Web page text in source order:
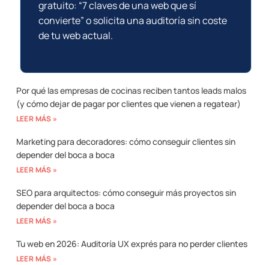
gratuito: “7 claves de una web que sí
convierte” o solicita una auditoría sin coste
de tu web actual.
Por qué las empresas de cocinas reciben tantos leads malos
(y cómo dejar de pagar por clientes que vienen a regatear)
LEER MÁS »
Marketing para decoradores: cómo conseguir clientes sin
depender del boca a boca
LEER MÁS »
SEO para arquitectos: cómo conseguir más proyectos sin
depender del boca a boca
LEER MÁS »
Tu web en 2026: Auditoría UX exprés para no perder clientes
LEER MÁS »